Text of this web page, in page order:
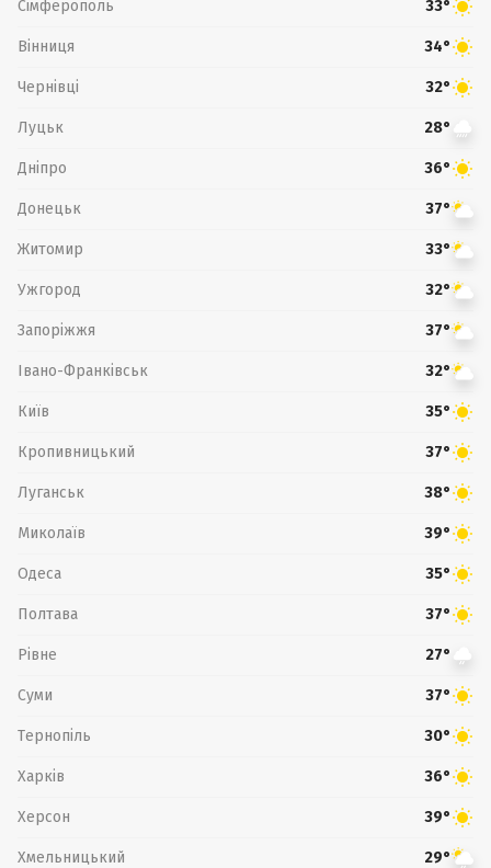
Сімферополь 33°
Вінниця 34°
Чернівці 32°
Луцьк 28°
Дніпро 36°
Донецьк 37°
Житомир 33°
Ужгород 32°
Запоріжжя 37°
Івано-Франківськ 32°
Київ 35°
Кропивницький 37°
Луганськ 38°
Миколаїв 39°
Одеса 35°
Полтава 37°
Рівне 27°
Суми 37°
Тернопіль 30°
Харків 36°
Херсон 39°
Хмельницький 29°